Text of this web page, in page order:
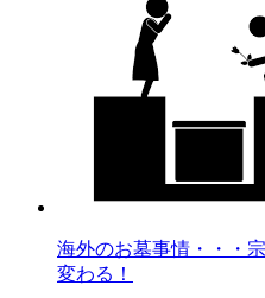
海外のお墓事情・・・
変わる！